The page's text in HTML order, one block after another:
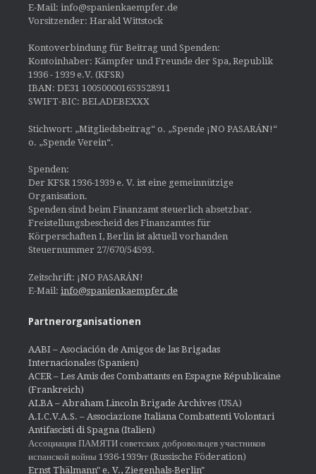
E-Mail: info@spanienkaempfer.de
Vorsitzender: Harald Wittstock
Kontoverbindung für Beitrag und Spenden:
Kontoinhaber: Kämpfer und Freunde der Spa, Republik
1936 - 1939 e.V. (KFSR)
IBAN: DE31 100500001653528911
SWIFT-BIC: BELADEBEXXX
Stichwort: „Mitgliedsbeitrag“ o. „Spende ¡NO PASARÁN!“
o. „Spende Verein“.
Spenden:
Der KFSR 1936-1939 e. V. ist eine gemeinnützige
Organisation.
Spenden sind beim Finanzamt steuerlich absetzbar.
Freistellungsbescheid des Finanzamtes für
Körperschaften I, Berlin ist aktuell vorhanden
Steuernummer 27/670/54593.
Zeitschrift: ¡NO PASARÁN!
E-Mail: info@spanienkaempfer.de
Partnerorganisationen
AABI – Asociación de Amigos de las Brigadas
Internacionales (Spanien)
ACER – Les Amis des Combattants en Espagne Républicaine
(Frankreich)
ALBA – Abraham Lincoln Brigade Archives (USA)
A.I.C.V.A.S. – Associazione Italiana Combattenti Volontari
Antifascisti di Spagna (Italien)
Ассоциация ПАМЯТИ советских добровольцев участников
испанской войны 1936-1939гг (Russische Föderation)
Ernst Thälmann" e. V., Ziegenhals-Berlin"